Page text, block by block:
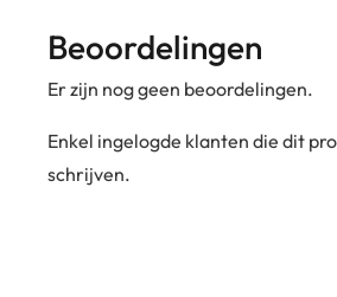
Beoordelingen
Er zijn nog geen beoordelingen.
Enkel ingelogde klanten die dit
schrijven.